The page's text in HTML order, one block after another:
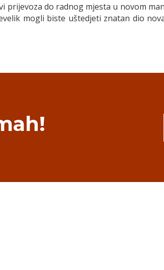
do radnog mjesta u novom
mogli biste uštedjeti znatan dio